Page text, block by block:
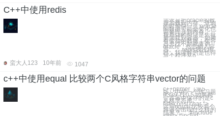
C++中使用redis
需求是把oracle的数
据加载到内存。查询
的时候快一点;oracle
的数据可能会变化也
需要同步到内存。
我用stl的想法是先批
量加载到容器，如果
有变动的数据，在容
器里找不到就查询
oracle，然后插入容
器。。 redis我没用
过，我理解的是也得
写个程序从o
蛮大人123
10年前 1047
c++中使用equal 比较两个C风格字符串vector的问题
c++primer（第5
版）中的一个练习题
P339 T10.5 如果两
个容器中保存的是c
风格字符串
list<const char *> ,
运用equal 比较两个
容器会出现什么样的
结果？ ``` #include